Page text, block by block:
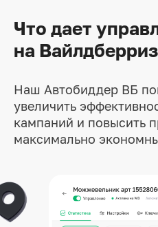
Что дает
на
Наш Автобиддер ВБ
увеличить
кампаний и повысить
максимально